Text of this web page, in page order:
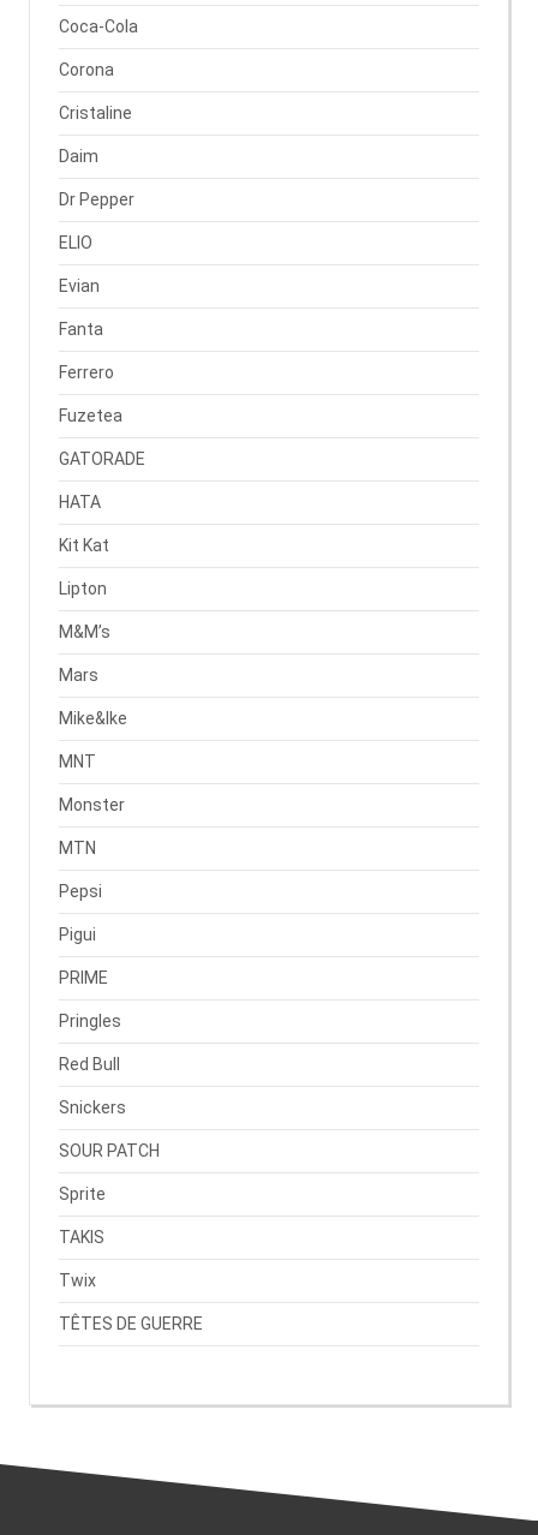
Coca-Cola
Corona
Cristaline
Daim
Dr Pepper
ELIO
Evian
Fanta
Ferrero
Fuzetea
GATORADE
HATA
Kit Kat
Lipton
M&M’s
Mars
Mike&Ike
MNT
Monster
MTN
Pepsi
Pigui
PRIME
Pringles
Red Bull
Snickers
SOUR PATCH
Sprite
TAKIS
Twix
TÊTES DE GUERRE